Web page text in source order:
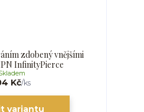
zdobený vnějšími
InfinityPierce
Kč/ks
variantu